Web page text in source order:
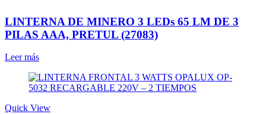
LINTERNA DE MINERO 3 LEDs 65 LM DE 3
PILAS AAA, PRETUL (27083)
Leer más
Quick View